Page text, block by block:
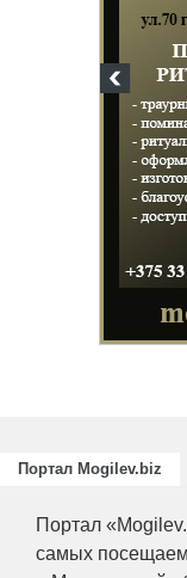
Портал Mogilev.biz
Портал
самых